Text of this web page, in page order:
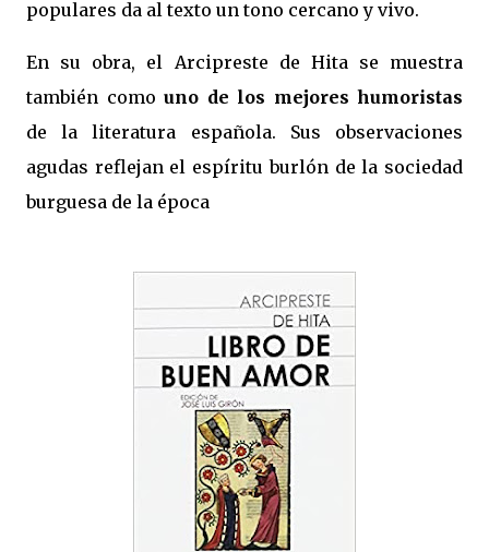
populares da al texto un tono cercano y vivo.
En su obra, el Arcipreste de Hita se muestra
también como uno de los mejores humoristas
de la literatura española. Sus observaciones
agudas reflejan el espíritu burlón de la sociedad
burguesa de la época